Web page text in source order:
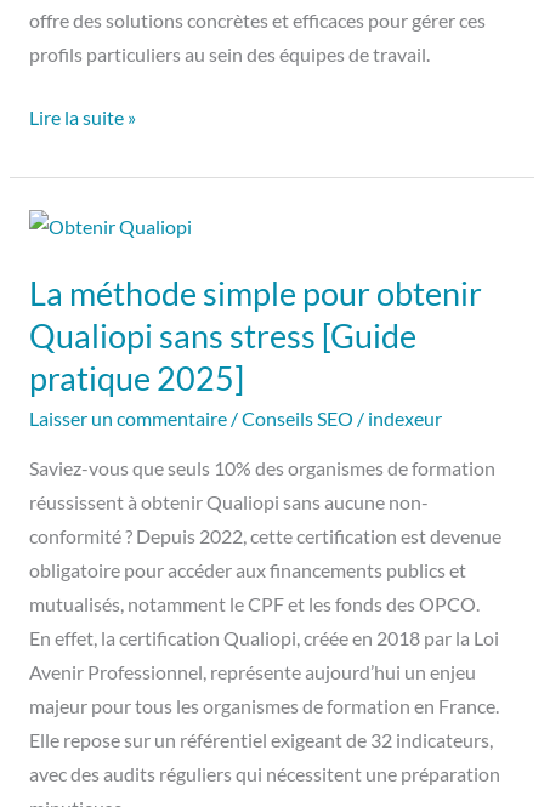
offre des solutions concrètes et efficaces pour gérer ces
profils particuliers au sein des équipes de travail.
Lire la suite »
La méthode simple pour obtenir
Qualiopi sans stress [Guide
pratique 2025]
Laisser un commentaire /Conseils SEO / indexeur
Saviez-vous que seuls 10% des organismes de formation
réussissent à obtenir Qualiopi sans aucune non-
conformité ? Depuis 2022, cette certification est devenue
obligatoire pour accéder aux financements publics et
mutualisés, notamment le CPF et les fonds des OPCO.
En effet, la certification Qualiopi, créée en 2018 par la Loi
Avenir Professionnel, représente aujourd’hui un enjeu
majeur pour tous les organismes de formation en France.
Elle repose sur un référentiel exigeant de 32 indicateurs,
avec des audits réguliers qui nécessitent une préparation
La
simple
pour
obtenir
Qualiopi
sans
stress
[Guide
pratique
2025]